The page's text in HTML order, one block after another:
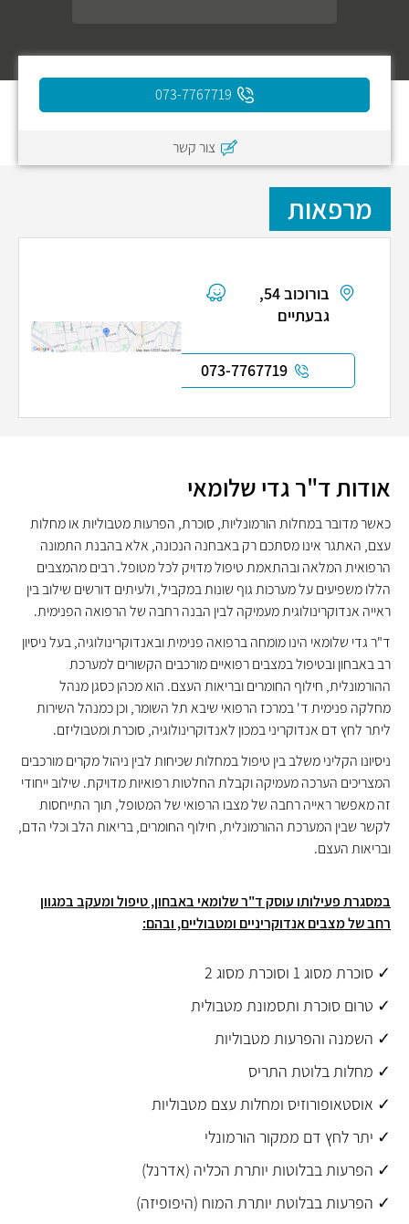
073-7767719
צור קשר
מרפאות
בורוכוב 54,
גבעתיים
073-7767719
אודות ד"ר גדי שלומאי
כאשר מדובר במחלות הורמונליות, סוכרת, הפרעות מטבוליות או מחלות
עצם, האתגר אינו מסתכם רק באבחנה הנכונה, אלא בהבנת התמונה
הרפואית המלאה ובהתאמת טיפול מדויק לכל מטופל. רבים מהמצבים
הללו משפיעים על מערכות גוף שונות במקביל, ולעיתים דורשים שילוב בין
ראייה אנדוקרינולוגית מעמיקה לבין הבנה רחבה של הרפואה הפנימית.
ד"ר גדי שלומאי הינו מומחה ברפואה פנימית ובאנדוקרינולוגיה, בעל ניסיון
רב באבחון ובטיפול במצבים רפואיים מורכבים הקשורים למערכת
ההורמונלית, חילוף החומרים ובריאות העצם. הוא מכהן כסגן מנהל
מחלקה פנימית ד' במרכז הרפואי שיבא תל השומר, וכן כמנהל השירות
ליתר לחץ דם אנדוקריני במכון לאנדוקרינולוגיה, סוכרת ומטבוליזם.
ניסיונו הקליני משלב בין טיפול במחלות שכיחות לבין ניהול מקרים מורכבים
המצריכים הערכה מעמיקה וקבלת החלטות רפואיות מדויקת. שילוב ייחודי
זה מאפשר ראייה רחבה של מצבו הרפואי של המטופל, תוך התייחסות
לקשר שבין המערכת ההורמונלית, חילוף החומרים, בריאות הלב וכלי הדם,
ובריאות העצם.
במסגרת פעילותו עוסק ד"ר שלומאי באבחון, טיפול ומעקב במגוון
רחב של מצבים אנדוקריניים ומטבוליים, ובהם:
✓ סוכרת מסוג 1 וסוכרת מסוג 2
✓ טרום סוכרת ותסמונת מטבולית
✓ השמנה והפרעות מטבוליות
✓ מחלות בלוטת התריס
✓ אוסטאופורוזיס ומחלות עצם מטבוליות
✓ יתר לחץ דם ממקור הורמונלי
✓ הפרעות בבלוטות יותרת הכליה (אדרנל)
✓ הפרעות בבלוטת יותרת המוח (היפופיזה)